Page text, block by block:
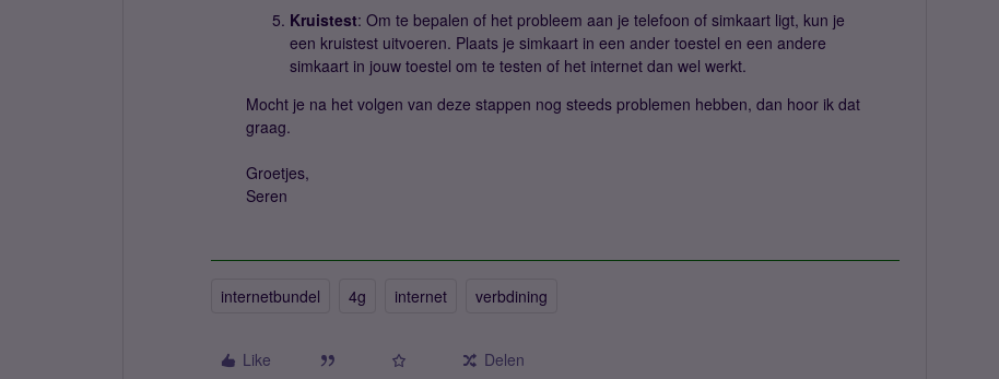
Kruistest: Om te bepalen of het probleem aan je telefoon of simkaart ligt, kun je
een kruistest uitvoeren. Plaats je simkaart in een ander toestel en een andere
simkaart in jouw toestel om te testen of het internet dan wel werkt.
Mocht je na het volgen van deze stappen nog steeds problemen hebben, dan hoor ik dat
graag.
Groetjes,
Seren
internetbundel 4g internet verbdining
Like Delen